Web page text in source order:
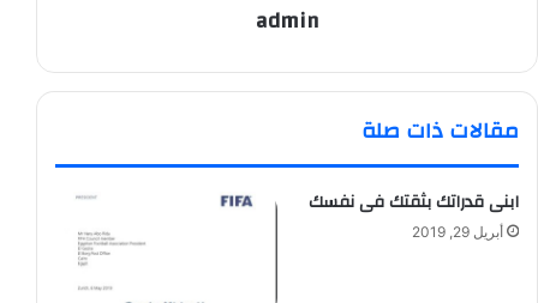
admin
مقالات ذات صلة
ابنى قدراتك بثقتك فى نفسك
أبريل 29, 2019